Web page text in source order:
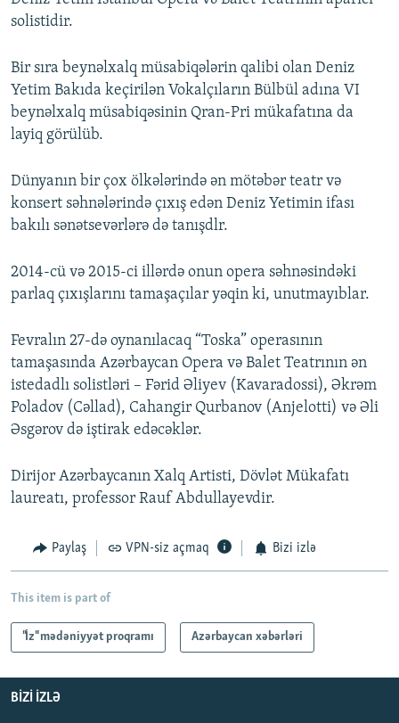
solistidir.
Bir sıra beynəlxalq müsabiqələrin qalibi olan Deniz
Yetim Bakıda keçirilən Vokalçıların Bülbül adına VI
beynəlxalq müsabiqəsinin Qran-Pri mükafatına da
layiq görülüb.
Dünyanın bir çox ölkələrində ən mötəbər teatr və
konsert səhnələrində çıxış edən Deniz Yetimin ifası
bakılı sənətsevərlərə də tanışdlr.
2014-cü və 2015-ci illərdə onun opera səhnəsindəki
parlaq çıxışlarını tamaşaçılar yəqin ki, unutmayıblar.
Fevralın 27-də oynanılacaq “Toska” operasının
tamaşasında Azərbaycan Opera və Balet Teatrının ən
istedadlı solistləri – Fərid Əliyev (Kavaradossi), Əkrəm
Poladov (Cəllad), Cahangir Qurbanov (Anjelotti) və Əli
Əsgərov də iştirak edəcəklər.
Dirijor Azərbaycanın Xalq Artisti, Dövlət Mükafatı
laureatı, professor Rauf Abdullayevdir.
Paylaş VPN-siz açmaq Bizi izlə
This item is part of
"İz" mədəniyyət proqramı Azərbaycan xəbərləri
BIZI IZLƏ